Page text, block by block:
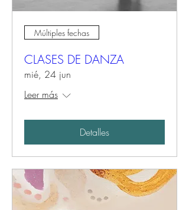
Múltiples fechas
CLASES DE DANZA
mié, 24 jun
Leer más
Detalles